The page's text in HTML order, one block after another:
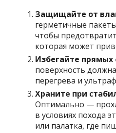
Защищайте от
герметичные
чтобы
которая может
Избегайте прямых
поверхность
перегрева и
Храните при
Оптимально —
в условиях похода
или палатка, где